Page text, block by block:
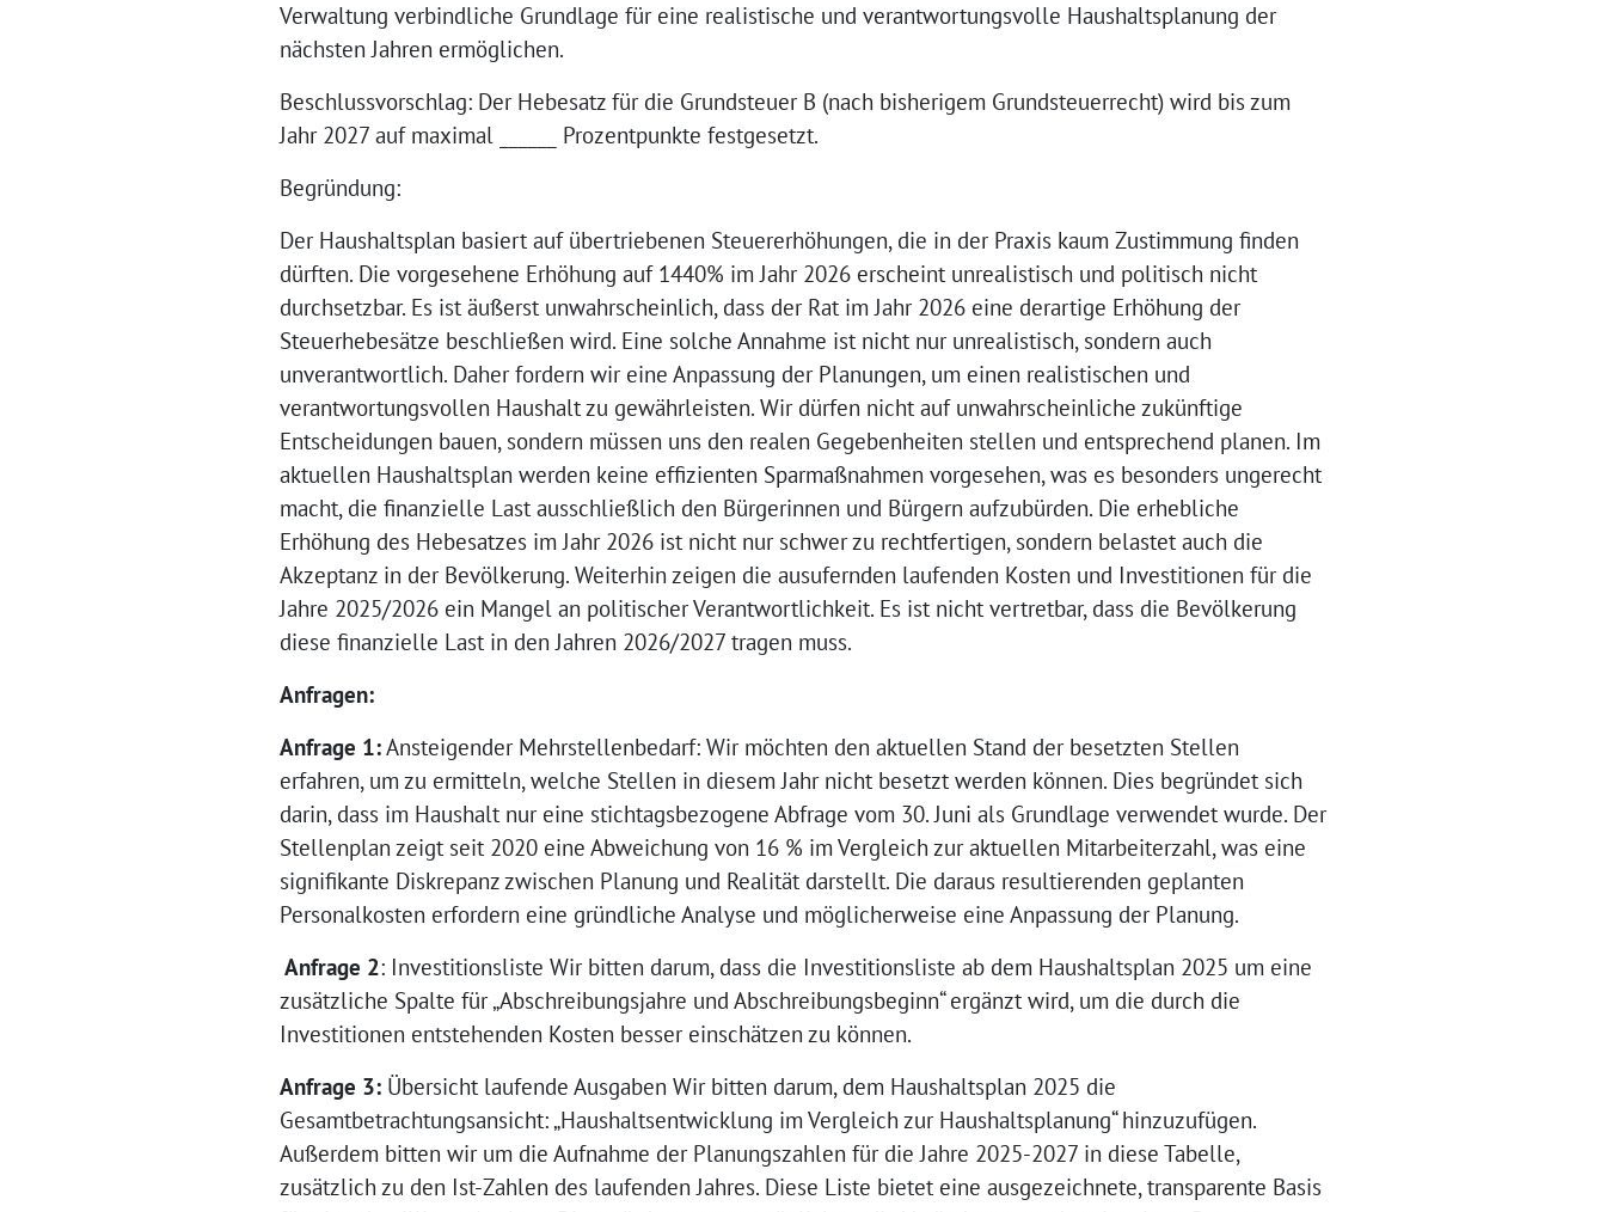
Verwaltung verbindliche Grundlage für eine realistische und verantwortungsvolle Haushaltsplanung der
nächsten Jahren ermöglichen.
Beschlussvorschlag: Der Hebesatz für die Grundsteuer B (nach bisherigem Grundsteuerrecht) wird bis zum
Jahr 2027 auf maximal ______ Prozentpunkte festgesetzt.
Begründung:
Der Haushaltsplan basiert auf übertriebenen Steuererhöhungen, die in der Praxis kaum Zustimmung finden
dürften. Die vorgesehene Erhöhung auf 1440% im Jahr 2026 erscheint unrealistisch und politisch nicht
durchsetzbar. Es ist äußerst unwahrscheinlich, dass der Rat im Jahr 2026 eine derartige Erhöhung der
Steuerhebesätze beschließen wird. Eine solche Annahme ist nicht nur unrealistisch, sondern auch
unverantwortlich. Daher fordern wir eine Anpassung der Planungen, um einen realistischen und
verantwortungsvollen Haushalt zu gewährleisten. Wir dürfen nicht auf unwahrscheinliche zukünftige
Entscheidungen bauen, sondern müssen uns den realen Gegebenheiten stellen und entsprechend planen. Im
aktuellen Haushaltsplan werden keine effizienten Sparmaßnahmen vorgesehen, was es besonders ungerecht
macht, die finanzielle Last ausschließlich den Bürgerinnen und Bürgern aufzubürden. Die erhebliche
Erhöhung des Hebesatzes im Jahr 2026 ist nicht nur schwer zu rechtfertigen, sondern belastet auch die
Akzeptanz in der Bevölkerung. Weiterhin zeigen die ausufernden laufenden Kosten und Investitionen für die
Jahre 2025/2026 ein Mangel an politischer Verantwortlichkeit. Es ist nicht vertretbar, dass die Bevölkerung
diese finanzielle Last in den Jahren 2026/2027 tragen muss.
Anfragen:
Anfrage 1:Ansteigender Mehrstellenbedarf: Wir möchten den aktuellen Stand der besetzten Stellen
erfahren, um zu ermitteln, welche Stellen in diesem Jahr nicht besetzt werden können. Dies begründet sich
darin, dass im Haushalt nur eine stichtagsbezogene Abfrage vom 30. Juni als Grundlage verwendet wurde. Der
Stellenplan zeigt seit 2020 eine Abweichung von 16 % im Vergleich zur aktuellen Mitarbeiterzahl, was eine
signifikante Diskrepanz zwischen Planung und Realität darstellt. Die daraus resultierenden geplanten
Personalkosten erfordern eine gründliche Analyse und möglicherweise eine Anpassung der Planung.
Anfrage 2: Investitionsliste Wir bitten darum, dass die Investitionsliste ab dem Haushaltsplan 2025 um eine
zusätzliche Spalte für „Abschreibungsjahre und Abschreibungsbeginn“ ergänzt wird, um die durch die
Investitionen entstehenden Kosten besser einschätzen zu können.
Anfrage 3: Übersicht laufende Ausgaben Wir bitten darum, dem Haushaltsplan 2025 die
Gesamtbetrachtungsansicht: „Haushaltsentwicklung im Vergleich zur Haushaltsplanung“ hinzuzufügen.
Außerdem bitten wir um die Aufnahme der Planungszahlen für die Jahre 2025-2027 in diese Tabelle,
zusätzlich zu den Ist-Zahlen des laufenden Jahres. Diese Liste bietet eine ausgezeichnete, transparente Basis